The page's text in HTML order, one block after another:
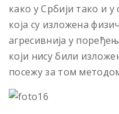
како у Србији тако и
која су изложена
агресивнија у
који нису били
посежу за том